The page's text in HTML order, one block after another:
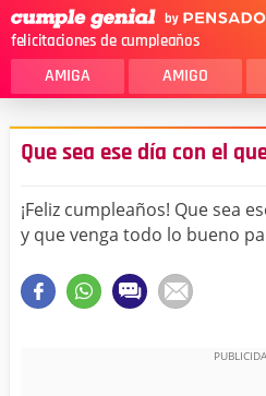
felicitaciones de cumpleaños
AMIGA AMIGO
MAMA
SOBRINA
NOVIA
Que sea ese día con el
¡Feliz cumpleaños! Que sea
y que venga todo lo bueno